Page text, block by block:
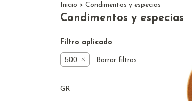
Inicio > Condimentos y especias
Condimentos y especias
Filtro aplicado
500 Borrar filtros
GR